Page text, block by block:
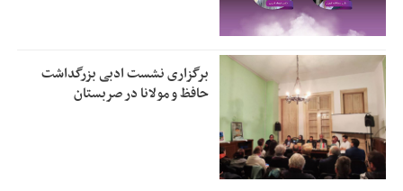
برگزاری نشست ادبی بزرگداشت
حافظ و مولانا در صربستان